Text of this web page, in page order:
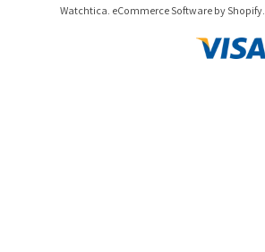
Watchtica. eCommerce Software by Shopify.